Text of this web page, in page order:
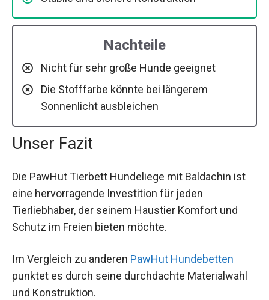
Nachteile
Nicht für sehr große Hunde geeignet
Die Stofffarbe könnte bei längerem
Sonnenlicht ausbleichen
Unser Fazit
Die PawHut Tierbett Hundeliege mit Baldachin ist
eine hervorragende Investition für jeden
Tierliebhaber, der seinem Haustier Komfort und
Schutz im Freien bieten möchte.
Im Vergleich zu anderen PawHut Hundebetten
punktet es durch seine durchdachte Materialwahl
und Konstruktion.